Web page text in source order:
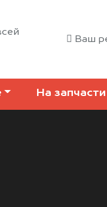
Ваш
На запчасти